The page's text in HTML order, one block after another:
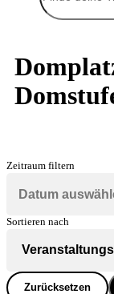
Zeitraum filtern
Sortieren nach
Zurücksetzen